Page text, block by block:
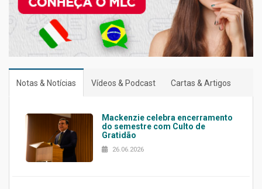
Notas & Notícias Vídeos & Podcast Cartas & Artigos
Mackenzie celebra encerramento
do semestre com Culto de
Gratidão
26.06.2026